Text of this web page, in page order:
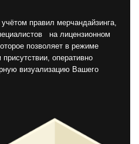
правил мерчандайзинга,
на лицензионном
позволяет в режиме
оперативно
визуализацию Вашего